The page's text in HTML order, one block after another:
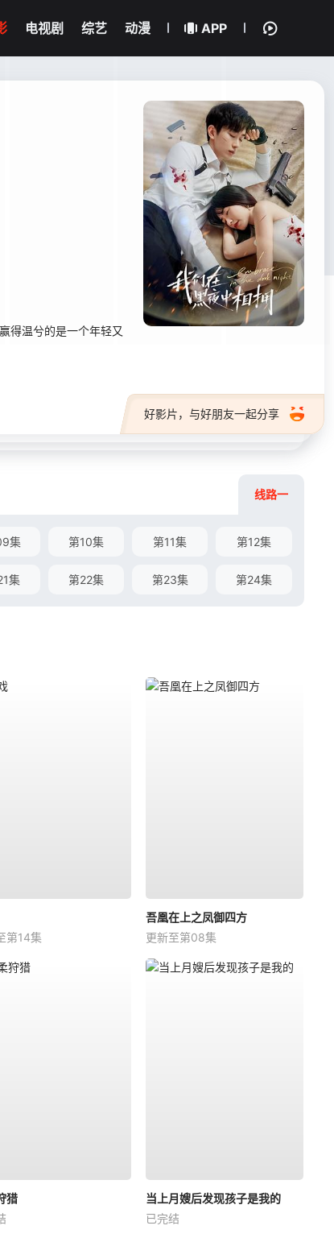
电视剧 综艺 动漫 APP
得温兮的是一个年轻又
好影片，与好朋友一起分享
线路一
集 第10集 第11集 第12集
集 第22集 第23集 第24集
第14集
吾凰在上之凤御四方
更新至第08集
猎
当上月嫂后发现孩子是我的
已完结